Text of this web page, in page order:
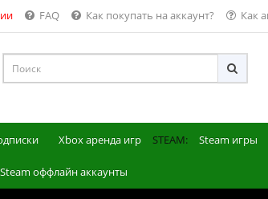
FAQ Как покупать на аккаунт? Как
Xbox аренда игр STEAM: Steam игры
Steam оффлайн аккаунты